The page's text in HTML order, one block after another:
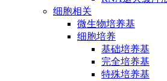
细胞相关
微生物培养基
细胞培养
基础培养基
完全培养基
特殊培养基